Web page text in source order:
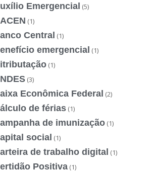
Emergencial (5)
(1)
Central (1)
emergencial (1)
(1)
(3)
Econômica Federal (2)
de férias (1)
de imunização (1)
social (1)
de trabalho digital (1)
Positiva (1)